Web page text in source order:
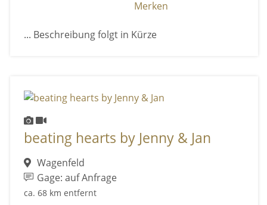
Merken
... Beschreibung folgt in Kürze
beating hearts by Jenny & Jan
Wagenfeld
Gage: auf Anfrage
ca. 68 km entfernt